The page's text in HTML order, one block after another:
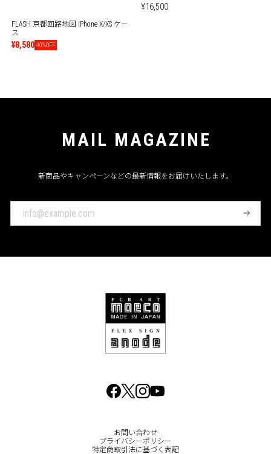
FLASH 京都回路地図 iPhone X/XS ケー
ス
¥8,580 40%OFF
¥16,500
MAIL MAGAZINE
新商品やキャンペーンなどの最新情報をお届けいたします。
登
お問い合わせ
プライバシーポリシー
特定商取引法に基づく表記